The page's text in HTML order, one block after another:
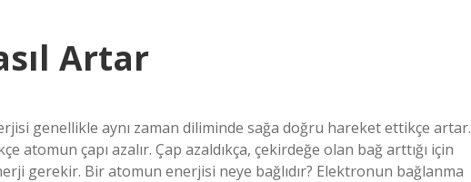
Artar
genellikle aynı zaman diliminde sağa doğru hareket ettikçe artar.
çapı azalır. Çap azaldıkça, çekirdeğe olan bağ arttığı için
gerekir. Bir atomun enerjisi neye bağlıdır? Elektronun bağlanma